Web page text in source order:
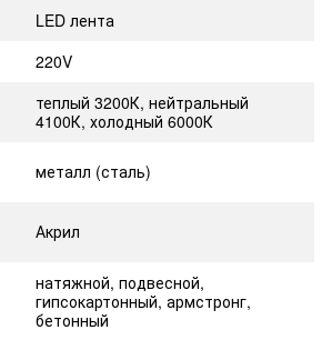
LED лента
220V
теплый 3200К, нейтральный
4100К, холодный 6000К
металл (сталь)
Акрил
натяжной, подвесной,
гипсокартонный, армстронг,
бетонный